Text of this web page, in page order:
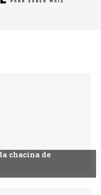
chacina de